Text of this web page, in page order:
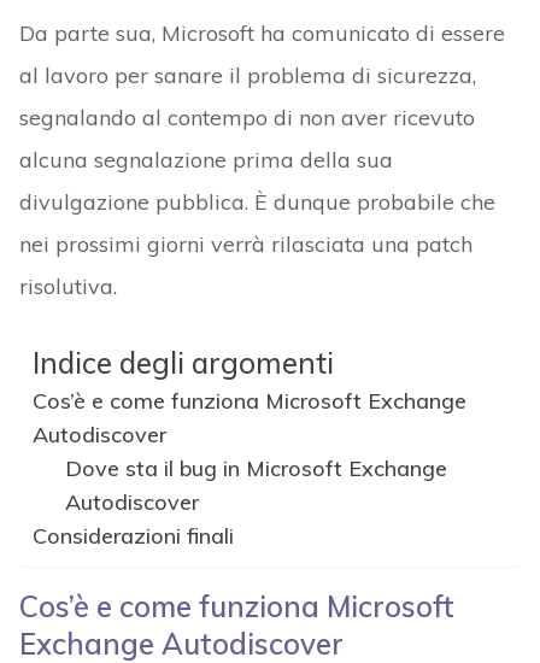
Da parte sua, Microsoft ha comunicato di essere
al lavoro per sanare il problema di sicurezza,
segnalando al contempo di non aver ricevuto
alcuna segnalazione prima della sua
divulgazione pubblica. È dunque probabile che
nei prossimi giorni verrà rilasciata una patch
risolutiva.
Indice degli argomenti
Cos’è e come funziona Microsoft Exchange
Autodiscover
Dove sta il bug in Microsoft Exchange
Autodiscover
Considerazioni finali
Cos’è e come funziona Microsoft
Exchange Autodiscover